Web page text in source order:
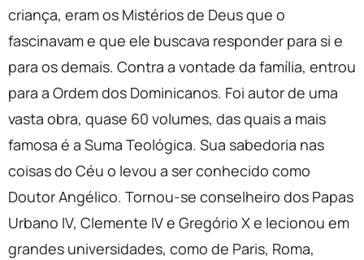
criança, eram os Mistérios de Deus que o
fascinavam e que ele buscava responder para si e
para os demais. Contra a vontade da família, entrou
para a Ordem dos Dominicanos. Foi autor de uma
vasta obra, quase 60 volumes, das quais a mais
famosa é a Suma Teológica. Sua sabedoria nas
coisas do Céu o levou a ser conhecido como
Doutor Angélico. Tornou-se conselheiro dos Papas
Urbano IV, Clemente IV e Gregório X e lecionou em
grandes universidades, como de Paris, Roma,